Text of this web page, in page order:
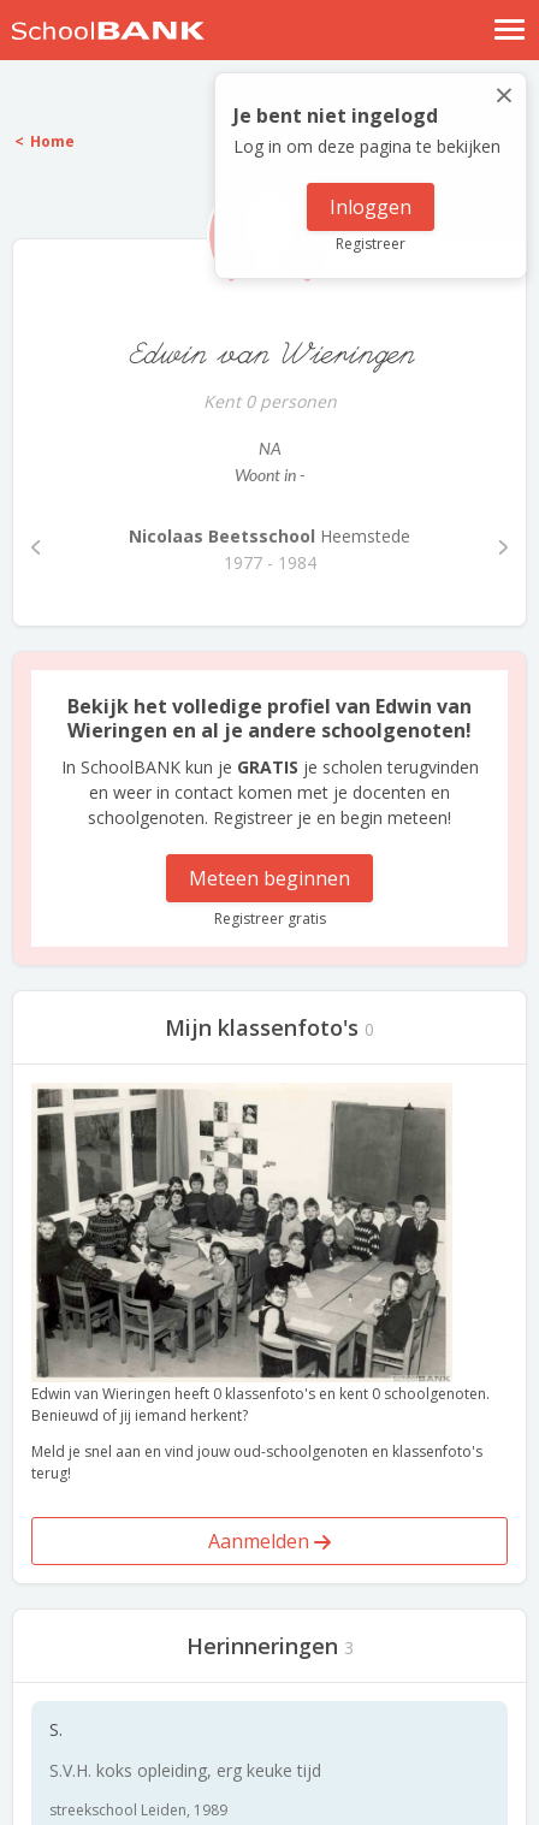
Nostalgische verhalen
Log in
Meld je gratis aan
×
Je bent niet ingelogd
Log in om deze pagina te bekijken
Inloggen
Registreer
Home
Edwin van Wieringen
Kent 0 personen
NA
Woont in -
Nicolaas Beetsschool Heemstede
1977 - 1984
Bekijk het volledige profiel van Edwin van
Wieringen en al je andere schoolgenoten!
In SchoolBANK kun je GRATIS je scholen terugvinden
en weer in contact komen met je docenten en
schoolgenoten. Registreer je en begin meteen!
Meteen beginnen
Registreer gratis
Mijn klassenfoto's 0
Edwin van Wieringen heeft 0 klassenfoto's en kent 0 schoolgenoten.
Benieuwd of jij iemand herkent?
Meld je snel aan en vind jouw oud-schoolgenoten en klassenfoto's
terug!
Aanmelden
Herinneringen 3
S.
S.V.H. koks opleiding, erg keuke tijd
streekschool Leiden, 1989